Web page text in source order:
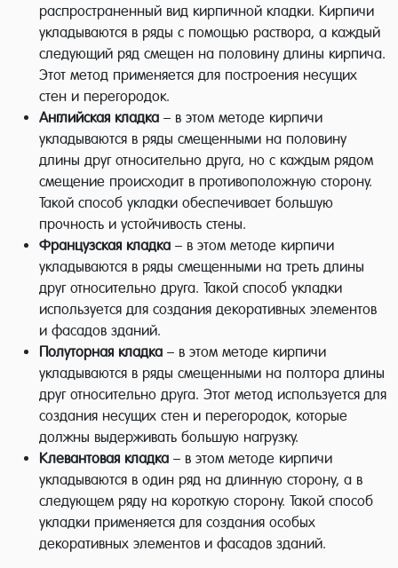
распространенный вид кирпичной кладки. Кирпичи
укладываются в ряды с помощью раствора, а каждый
следующий ряд смещен на половину длины кирпича.
Этот метод применяется для построения несущих
стен и перегородок.
Английская кладка – в этом методе кирпичи
укладываются в ряды смещенными на половину
длины друг относительно друга, но с каждым рядом
смещение происходит в противоположную сторону.
Такой способ укладки обеспечивает большую
прочность и устойчивость стены.
Французская кладка – в этом методе кирпичи
укладываются в ряды смещенными на треть длины
друг относительно друга. Такой способ укладки
используется для создания декоративных элементов
и фасадов зданий.
Полуторная кладка – в этом методе кирпичи
укладываются в ряды смещенными на полтора длины
друг относительно друга. Этот метод используется для
создания несущих стен и перегородок, которые
должны выдерживать большую нагрузку.
Клевантовая кладка – в этом методе кирпичи
укладываются в один ряд на длинную сторону, а в
следующем ряду на короткую сторону. Такой способ
укладки применяется для создания особых
декоративных элементов и фасадов зданий.